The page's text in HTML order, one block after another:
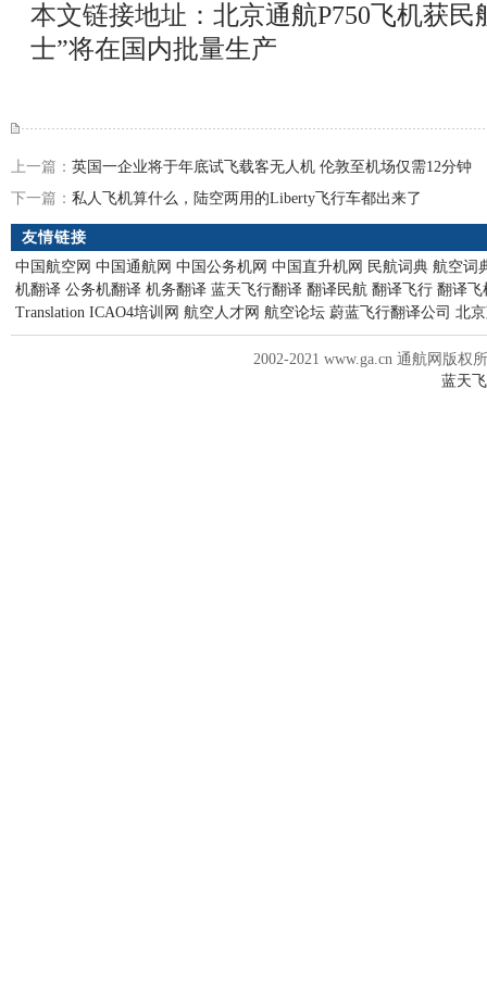
本文链接地址： 北京通航P750飞机获民
士”将在国内批量生产
上一篇： 英国一企业将于年底试飞载客无人机 伦敦至机场仅需12分钟
下一篇： 私人飞机算什么，陆空两用的Liberty飞行车都出来了
友情链接
中国航空网 中国通航网 中国公务机网 中国直升机网 民航词典 航空词
机翻译 公务机翻译 机务翻译 蓝天飞行翻译 翻译民航 翻译飞行 翻译飞
Translation ICAO4培训网 航空人才网 航空论坛 蔚蓝飞行翻译公司 北
2002-2021 www.ga.cn 通航网版权
蓝天